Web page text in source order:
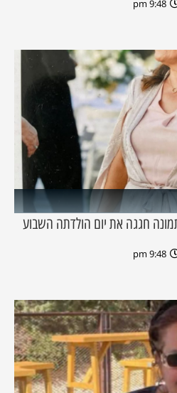
9:48 pm
חגגה את יום הולדתה השבוע
9:48 pm